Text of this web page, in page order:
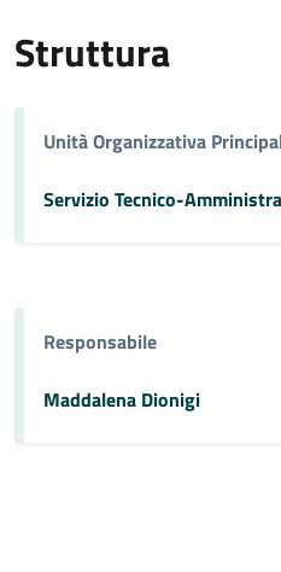
Struttura
Unità Organizzativa
Servizio Tecnico-
Responsabile
Maddalena Dionigi